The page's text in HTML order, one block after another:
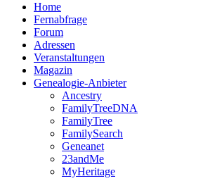
Home
Fernabfrage
Forum
Adressen
Veranstaltungen
Magazin
Genealogie-Anbieter
Ancestry
FamilyTreeDNA
FamilyTree
FamilySearch
Geneanet
23andMe
MyHeritage